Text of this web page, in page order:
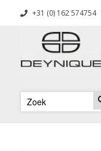
+31 (0) 162 574754